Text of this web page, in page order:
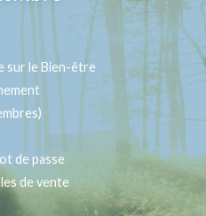
sur le Bien-être
de passe
de vente